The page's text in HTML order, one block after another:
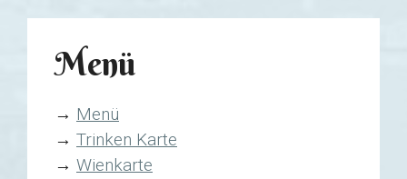
Menü
→ Menü
→ Trinken Karte
→ Wienkarte